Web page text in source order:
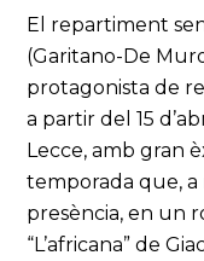
El repartiment
(Garitano-De
protagonista de
a partir del 15
Lecce, amb gran
temporada que, a
presència, en un
“L’africana” de